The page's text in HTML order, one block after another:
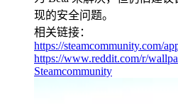
现的安全问题。
相关链接：
https://steamcommunity.com/
https://www.reddit.com/r/
Steamcommunity